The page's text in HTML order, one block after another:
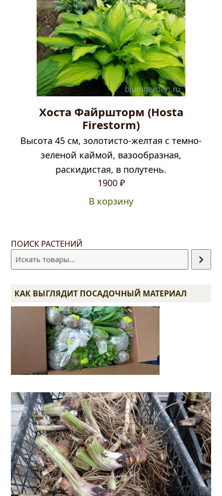
Хоста Файршторм (Hosta
Firestorm)
Высота 45 см, золотисто-желтая с темно-
зеленой каймой, вазообразная,
раскидистая, в полутень.
1900 ₽
В корзину
ПОИСК РАСТЕНИЙ
КАК ВЫГЛЯДИТ ПОСАДОЧНЫЙ МАТЕРИАЛ